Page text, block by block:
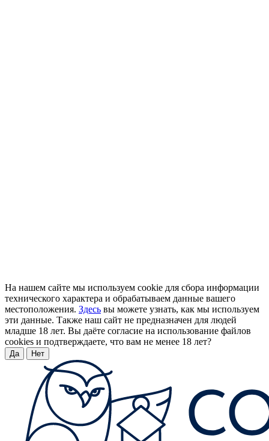
На нашем сайте мы используем cookie для сбора информации
технического характера и обрабатываем данные вашего
местоположения. Здесь вы можете узнать, как мы используем
эти данные. Также наш сайт не предназначен для людей
младше 18 лет. Вы даёте согласие на использование файлов
cookies и подтверждаете, что вам не менее 18 лет?
Да Нет